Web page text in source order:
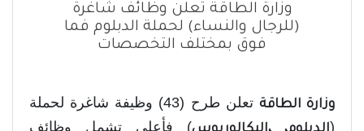
وزارة الطاقة تعلن وظائف شاغرة
(للرجال والنساء) لحملة الدبلوم فما
فوق بمختلف التخصصات
وزارة الطاقة
تعلن طرح (43) وظيفة شاغرة لحملة
(
) فأعلى تشمل وظائف